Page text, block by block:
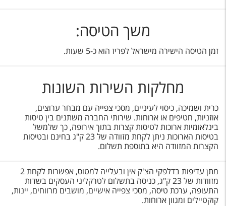
משך הטיסה:
זמן הטיסה הישירה מישראל לפריז הוא כ-5 שעות.
מחלקות השירות השונות
כרית ושמיכה, כיסוי לעיניים, מסכי צפייה עם מבחר ערוצים,
אוזניות, חטיפים או ארוחות. שירותי החברה משתנים בין טיסות
בינלאומיות ארוכות לטיסות קצרות בתוך אירופה, כך שלמשל
בטיסות הארוכות ניתן לקחת מזוודה של 23 ק"ג בחינם ובטיסות
הקצרות המזוודה היא בתוספת תשלום.
מתן עדיפות בדלפקי הצ'ק אין ובעלייה למטוס, אפשרות לקחת 2
מזוודות של 23 ק"ג, כניסה בתשלום לטרקליני העסקים בשדות
התעופה, ערכת טיסה, מסכי צפייה אישיים, מושבים מרווחים, יינות,
קוקטיילים ומגוון ארוחות.